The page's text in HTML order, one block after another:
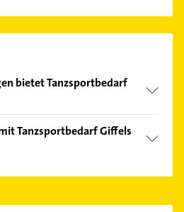
bietet Tanzsportbedarf
Ballettbekleidung,
Tanzsportbedarf Giffels